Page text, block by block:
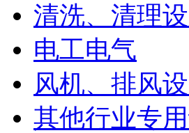
清洗、清理
电工电气
风机、排风
其他行业专